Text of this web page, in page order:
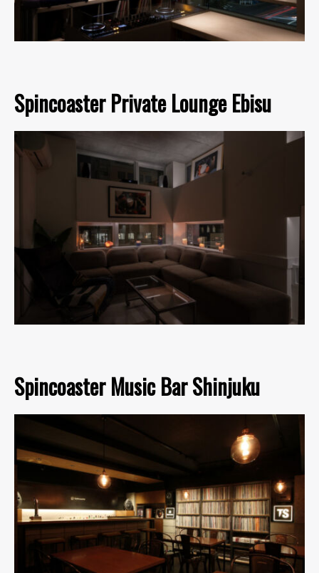
Spincoaster Private Lounge Ebisu
Spincoaster Music Bar Shinjuku